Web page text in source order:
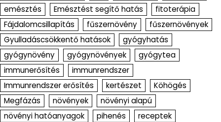
emésztés
Emésztést segítő hatás
fitoterápia
Fájdalomcsillapítás
fűszernövény
fűszernövények
Gyulladáscsökkentő hatások
gyógyhatás
gyógynövény
gyógynövények
gyógytea
immunerősítés
immunrendszer
Immunrendszer erősítés
kertészet
Köhögés
Megfázás
növények
növényi alapú
növényi hatóanyagok
pihenés
receptek